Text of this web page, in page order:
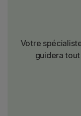
Votre
guidera